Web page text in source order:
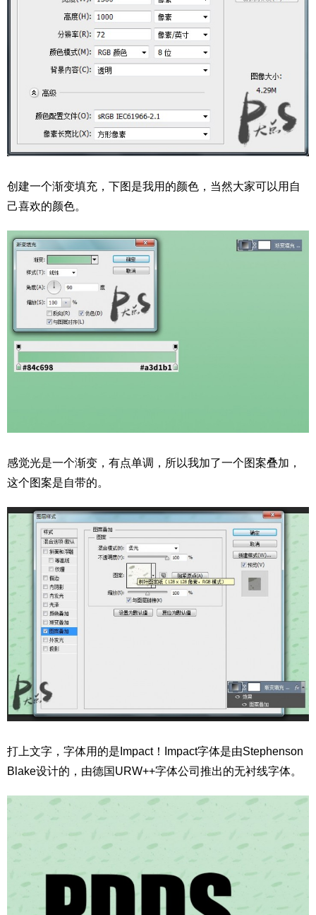
创建一个渐变填充，下图是我用的颜色，当然大家可以用自
己喜欢的颜色。
感觉光是一个渐变，有点单调，所以我加了一个图案叠加，
这个图案是自带的。
打上文字，字体用的是Impact！Impact字体是由Stephenson
Blake设计的，由德国URW++字体公司推出的无衬线字体。